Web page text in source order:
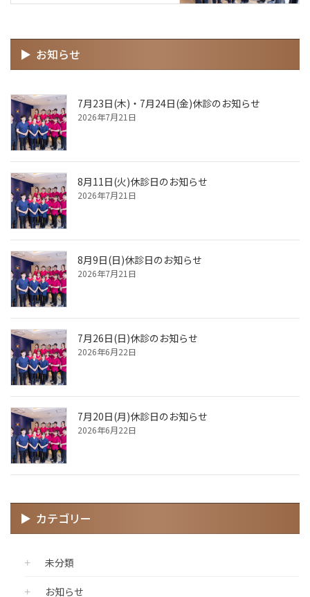
お知らせ
7月23日(木)・7月24日(金)休診のお知らせ
2026年7月21日
8月11日(火)休診日のお知らせ
2026年7月21日
8月9日(日)休診日のお知らせ
2026年7月21日
7月26日(日)休診のお知らせ
2026年6月22日
7月20日(月)休診日のお知らせ
2026年6月22日
カテゴリー
未分類
お知らせ